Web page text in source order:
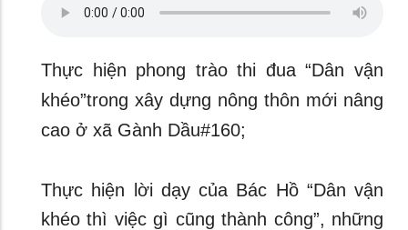
Thực hiện phong trào thi đua “Dân vận
khéo”trong xây dựng nông thôn mới nâng
cao ở xã Gành Dầu#160;
Thực hiện lời dạy của Bác Hồ “Dân vận
khéo thì việc gì cũng thành công”, những